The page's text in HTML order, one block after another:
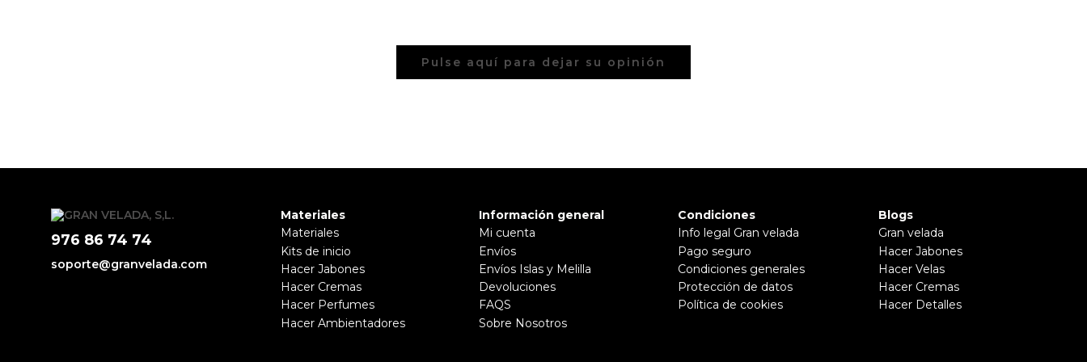
Pulse aquí para dejar su opinión
976 86 74 74
soporte@granvelada.com
Materiales
Materiales
Kits de inicio
Hacer Jabones
Hacer Cremas
Hacer Perfumes
Hacer Ambientadores
Información general
Mi cuenta
Envíos
Envíos Islas y Melilla
Devoluciones
FAQS
Sobre Nosotros
Condiciones
Info legal Gran velada
Pago seguro
Condiciones generales
Protección de datos
Política de cookies
Blogs
Gran velada
Hacer Jabones
Hacer Velas
Hacer Cremas
Hacer Detalles